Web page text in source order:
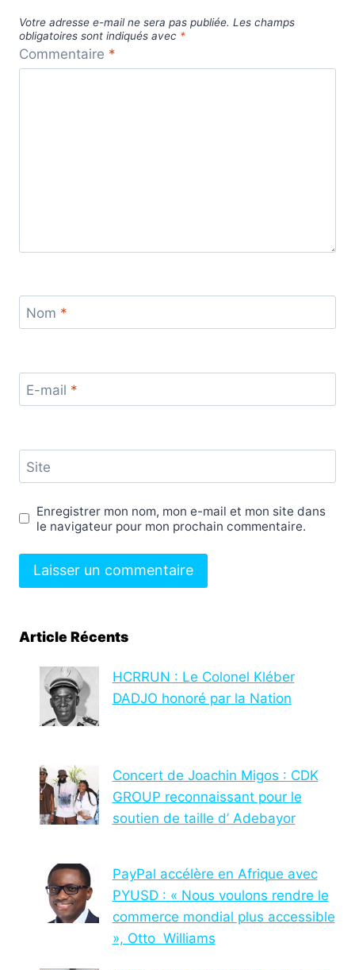
Votre adresse e-mail ne sera pas publiée. Les champs
obligatoires sont indiqués avec *
Commentaire *
Nom *
E-mail *
Site
Enregistrer mon nom, mon e-mail et mon site dans
le navigateur pour mon prochain commentaire.
Article Récents
HCRRUN : Le Colonel Kléber
DADJO honoré par la Nation
Concert de Joachin Migos : CDK
GROUP reconnaissant pour le
soutien de taille d’ Adebayor
PayPal accélère en Afrique avec
PYUSD : « Nous voulons rendre le
commerce mondial plus accessible
», Otto Williams